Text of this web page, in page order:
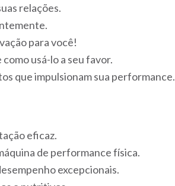
relações.
para você!
usá-lo a seu favor.
que impulsionam sua performance.
eficaz.
de performance física.
excepcionais.